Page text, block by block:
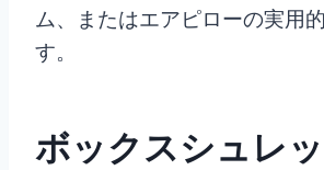
ム、またはエアピローの実用
す。
ボックスシュレ